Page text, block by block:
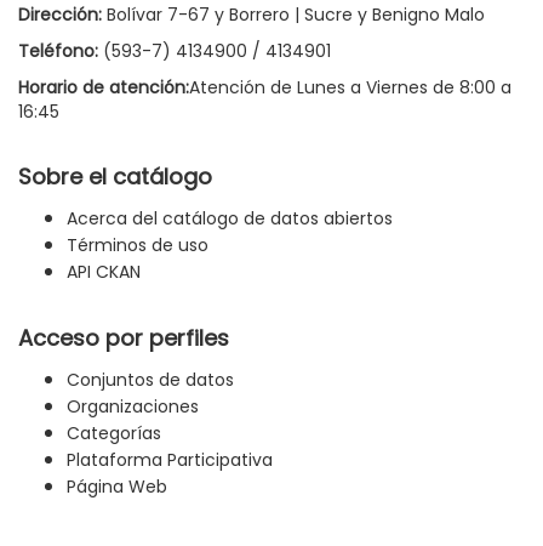
Dirección: Bolívar 7-67 y Borrero | Sucre y Benigno Malo
Teléfono: (593-7) 4134900 / 4134901
Horario de atención:Atención de Lunes a Viernes de 8:00 a
16:45
Sobre el catálogo
Acerca del catálogo de datos abiertos
Términos de uso
API CKAN
Acceso por perfiles
Conjuntos de datos
Organizaciones
Categorías
Plataforma Participativa
Página Web